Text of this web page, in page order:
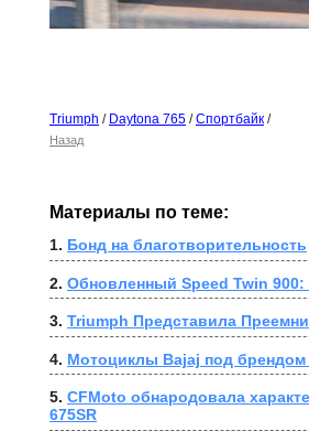
Triumph / Daytona 765 /Спортбайк /
Назад
Материалы по теме:
1. Бонд на благотворительность
2. Обновленный Speed Twin
3. Triumph Представила
4. Мотоциклы Bajaj под брендом
5. CFMoto обнародовала
675SR